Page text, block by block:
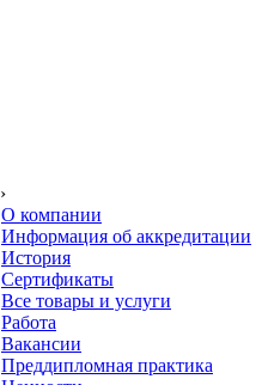
›
О компании
Информация об аккредитации
История
Сертификаты
Все товары и услуги
Работа
Вакансии
Преддипломная практика